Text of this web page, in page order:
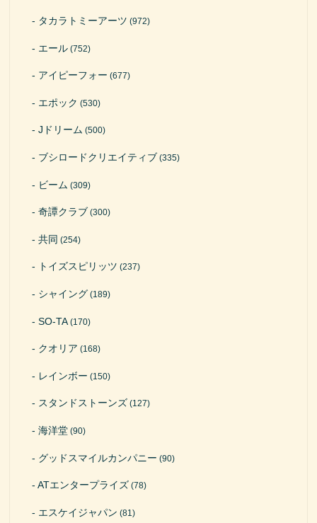
タカラトミーアーツ (972)
エール (752)
アイピーフォー (677)
エポック (530)
Jドリーム (500)
ブシロードクリエイティブ (335)
ビーム (309)
奇譚クラブ (300)
共同 (254)
トイズスピリッツ (237)
シャイング (189)
SO-TA (170)
クオリア (168)
レインボー (150)
スタンドストーンズ (127)
海洋堂 (90)
グッドスマイルカンパニー (90)
ATエンタープライズ (78)
エスケイジャパン (81)